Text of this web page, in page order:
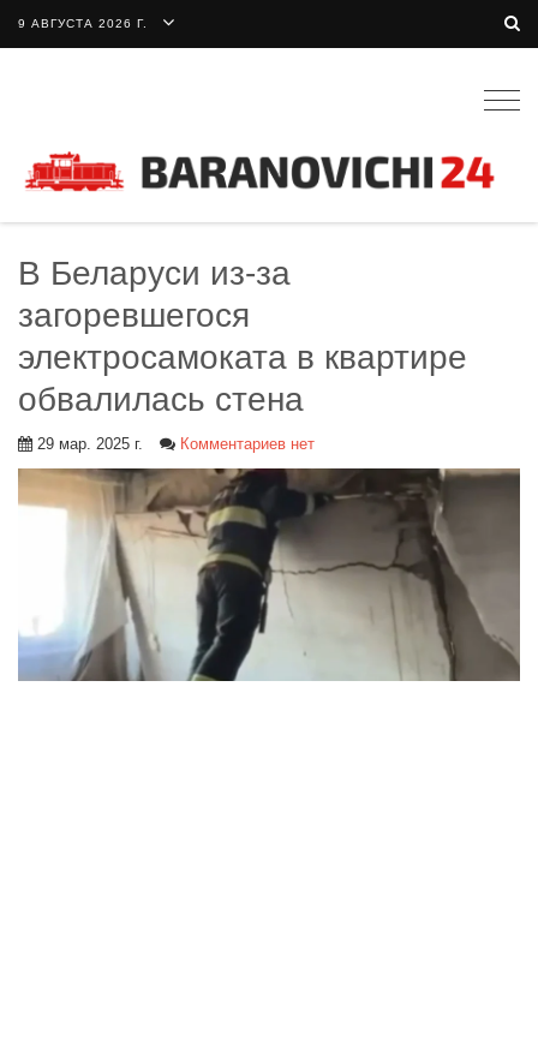
9 АВГУСТА 2026 Г.
В Беларуси из-за
загоревшегося
электросамоката в квартире
обвалилась стена
29 мар. 2025 г. Комментариев нет